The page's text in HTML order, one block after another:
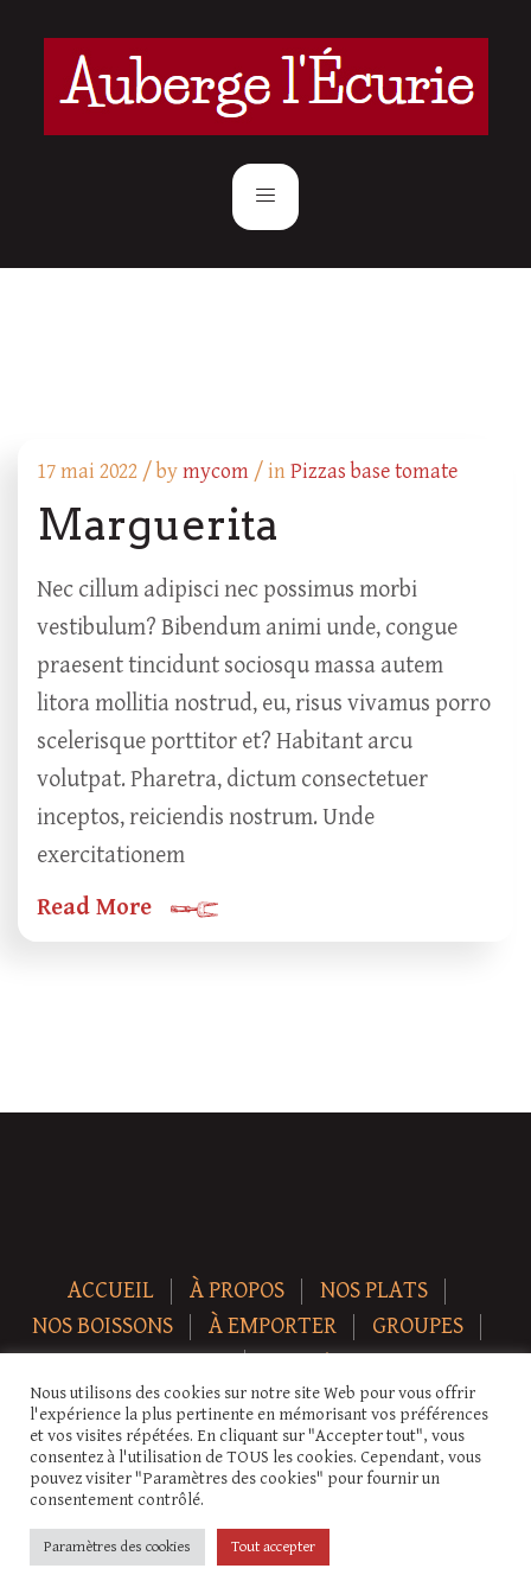
17 mai 2022 /bymycom / inPizzas base tomate
Marguerita
Nec cillum adipisci nec possimus morbi
vestibulum? Bibendum animi unde, congue
praesent tincidunt sociosqu massa autem
litora mollitia nostrud, eu, risus vivamus porro
scelerisque porttitor et? Habitant arcu
volutpat. Pharetra, dictum consectetuer
inceptos, reiciendis nostrum. Unde
exercitationem
Read More
ACCUEIL À PROPOS
NOS PLATS
NOS BOISSONS
À EMPORTER
GROUPES
NEWS
CONTACT
Copyright © 2026 Auberge-ecurie. Tous droits réservés.
Nous utilisons des cookies sur notre site Web pour vous offrir
l'expérience la plus pertinente en mémorisant vos préférences
et vos visites répétées. En cliquant sur "Accepter tout", vous
consentez à l'utilisation de TOUS les cookies. Cependant, vous
pouvez visiter "Paramètres des cookies" pour fournir un
consentement contrôlé.
Paramètres des cookies Tout accepter